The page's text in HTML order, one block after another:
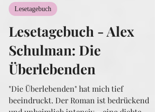
17. Apr. 2025
Lesetagebuch
Lesetagebuch - Alex
Schulman: Die
Überlebenden
"Die Überlebenden" hat mich tief